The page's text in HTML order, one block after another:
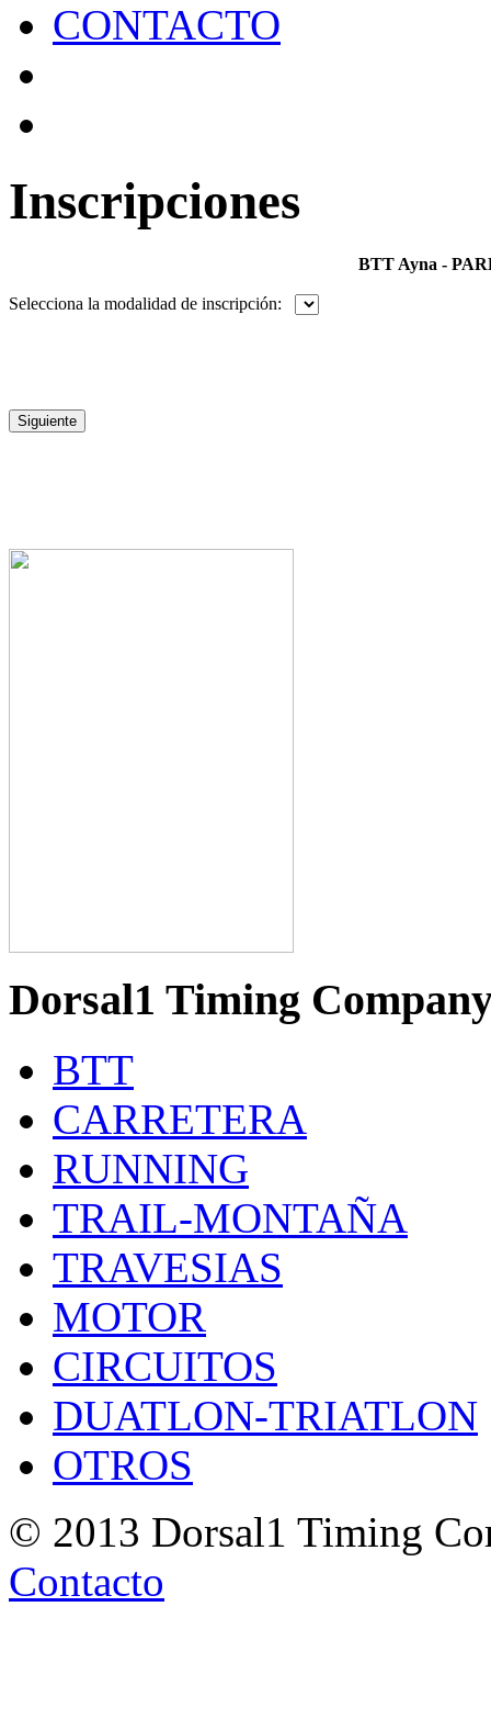
CONTACTO
Inscripciones
BTT Ayna -
Selecciona la modalidad de inscripción:
Dorsal1 Timing
BTT
CARRETERA
RUNNING
TRAIL-MONTAÑA
TRAVESIAS
MOTOR
CIRCUITOS
DUATLON-TRIATLON
OTROS
© 2013 Dorsal1 Timing
Contacto